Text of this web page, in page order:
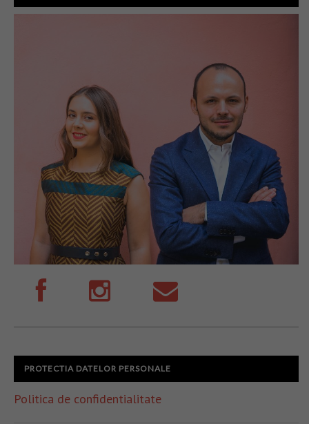
PROTECTIA DATELOR PERSONALE
Politica de confidentialitate